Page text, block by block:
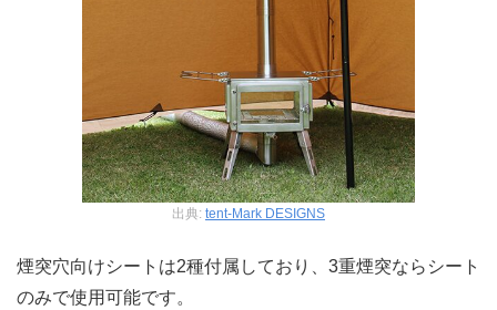
出典: tent-Mark DESIGNS
煙突穴向けシートは2種付属しており、3重煙突ならシート
のみで使用可能です。